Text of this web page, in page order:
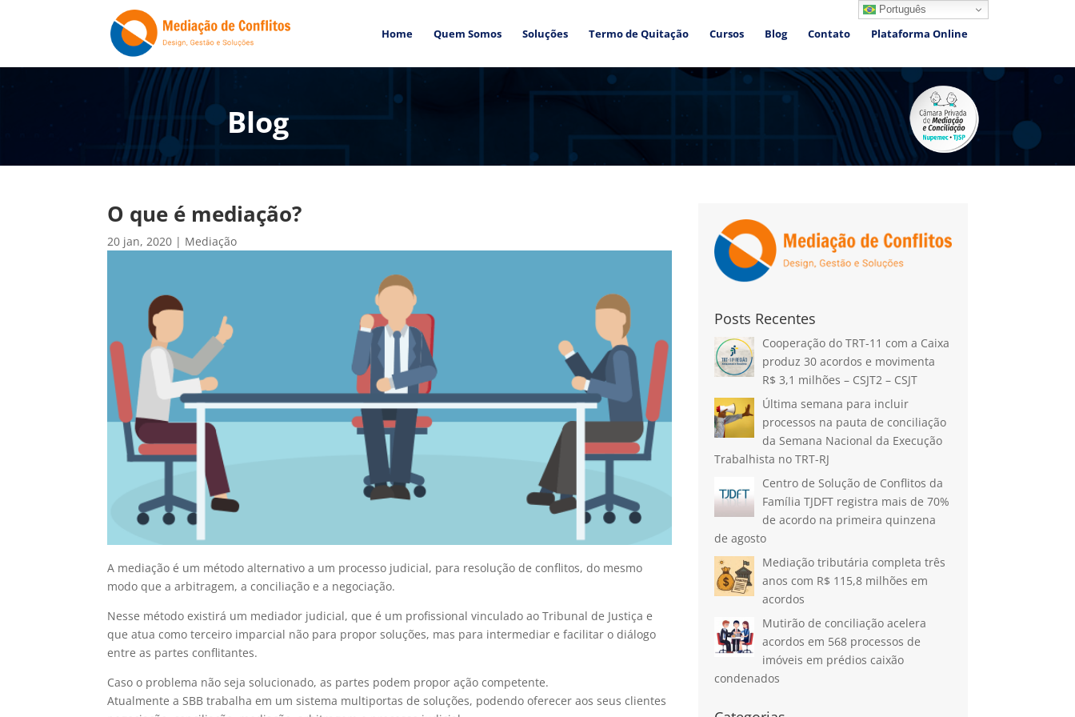
Home Quem Somos Soluções Termo de Quitação Cursos Blog Contato Plataforma Online
Blog
O que é mediação?
20 jan, 2020 | Mediação
A mediação é um método alternativo a um processo judicial, para resolução de conflitos, do mesmo
modo que a arbitragem, a conciliação e a negociação.
Nesse método existirá um mediador judicial, que é um profissional vinculado ao Tribunal de Justiça e
que atua como terceiro imparcial não para propor soluções, mas para intermediar e facilitar o diálogo
entre as partes conflitantes.
Caso o problema não seja solucionado, as partes podem propor ação competente.
Atualmente a SBB trabalha em um sistema multiportas de soluções, podendo oferecer aos seus clientes
Posts Recentes
Cooperação do TRT-11 com a Caixa
produz 30 acordos e movimenta
R$ 3,1 milhões – CSJT2 – CSJT
Última semana para incluir
processos na pauta de conciliação
da Semana Nacional da Execução
Trabalhista no TRT-RJ
Centro de Solução de Conflitos da
Família TJDFT registra mais de 70%
de acordo na primeira quinzena
de agosto
Mediação tributária completa três
anos com R$ 115,8 milhões em
acordos
Mutirão de conciliação acelera
acordos em 568 processos de
imóveis em prédios caixão
condenados
Português